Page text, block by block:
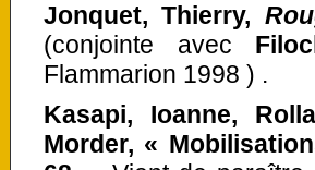
Jonquet, Thierry,
(conjointe avec
Flammarion 1998 ) .
Kasapi, Ioanne,
Morder, «